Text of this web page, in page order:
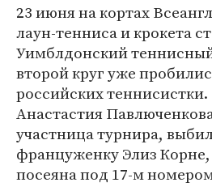
23 июня на кортах
лаун-тенниса и крокета
Уимблдонский
второй круг уже
российских теннисистки.
Анастастия
участница турнира,
француженку Элиз
посеяна под 17-м